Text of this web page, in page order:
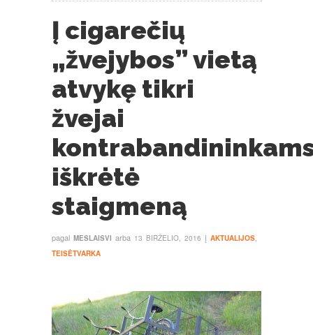
Į cigarečių
„žvejybos” vietą
atvykę tikri
žvejai
iškrėtė
staigmeną
pagal MESLAISVI arba 13 BIRŽELIO, 2016 į AKTUALIJOS,
TEISĖTVARKA